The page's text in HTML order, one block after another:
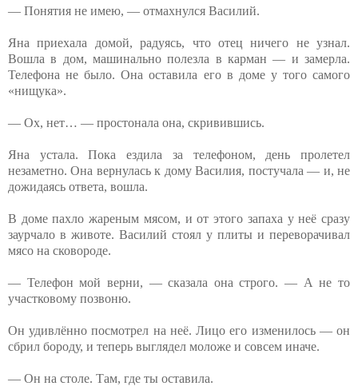
— Понятия не имею, — отмахнулся Василий.
Яна приехала домой, радуясь, что отец ничего не узнал.
Вошла в дом, машинально полезла в карман — и замерла.
Телефона не было. Она оставила его в доме у того самого
«нищука».
— Ох, нет… — простонала она, скривившись.
Яна устала. Пока ездила за телефоном, день пролетел
незаметно. Она вернулась к дому Василия, постучала — и, не
дожидаясь ответа, вошла.
В доме пахло жареным мясом, и от этого запаха у неё сразу
заурчало в животе. Василий стоял у плиты и переворачивал
мясо на сковороде.
— Телефон мой верни, — сказала она строго. — А не то
участковому позвоню.
Он удивлённо посмотрел на неё. Лицо его изменилось — он
сбрил бороду, и теперь выглядел моложе и совсем иначе.
— Он на столе. Там, где ты оставила.